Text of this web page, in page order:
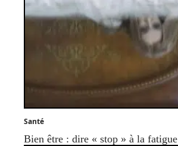
Santé
Bien être : dire « stop » à la fatigue